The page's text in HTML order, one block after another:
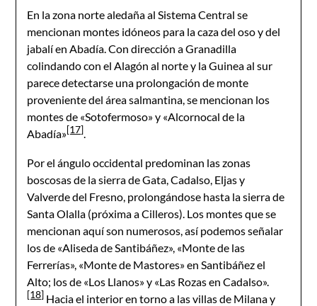
En la zona norte aledaña al Sistema Central se
mencionan montes idóneos para la caza del oso y del
jabalí en Abadía. Con dirección a Granadilla
colindando con el Alagón al norte y la Guinea al sur
parece detectarse una prolongación de monte
proveniente del área salmantina, se mencionan los
montes de «Sotofermoso» y «Alcornocal de la
Abadía»[17].
Por el ángulo occidental predominan las zonas
boscosas de la sierra de Gata, Cadalso, Eljas y
Valverde del Fresno, prolongándose hasta la sierra de
Santa Olalla (próxima a Cilleros). Los montes que se
mencionan aquí son numerosos, así podemos señalar
los de «Aliseda de Santibáñez», «Monte de las
Ferrerías», «Monte de Mastores» en Santibáñez el
Alto; los de «Los Llanos» y «Las Rozas en Cadalso».
[18] Hacia el interior en torno a las villas de Milana y